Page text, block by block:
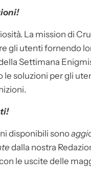
La mission di
gli utenti fornendo
Settimana
le soluzioni per gli
disponibili sono
dalla nostra
le uscite delle